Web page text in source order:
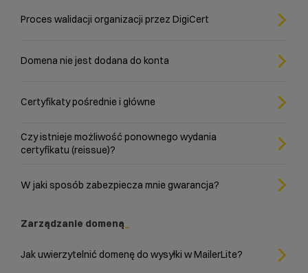
Proces walidacji organizacji przez DigiCert
Domena nie jest dodana do konta
Certyfikaty pośrednie i główne
Czy istnieje możliwość ponownego wydania
certyfikatu (reissue)?
W jaki sposób zabezpiecza mnie gwarancja?
Zarządzanie domeną
Jak uwierzytelnić domenę do wysyłki w MailerLite?